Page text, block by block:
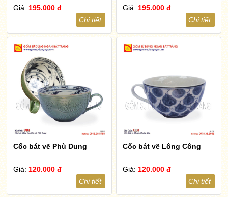
Giá: 195.000 đ
Chi tiết
Giá: 195.000 đ
Chi tiết
Cốc bát vẽ Phù Dung
Giá: 120.000 đ
Chi tiết
Cốc bát vẽ Lông Công
Giá: 120.000 đ
Chi tiết